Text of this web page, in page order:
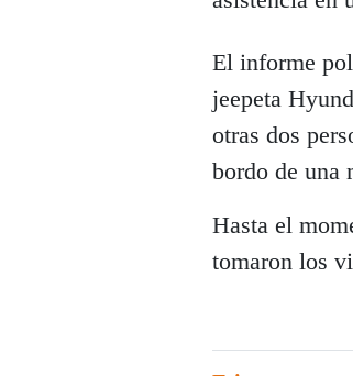
El informe
jeepeta
otras dos
bordo de una
Hasta el
tomaron los